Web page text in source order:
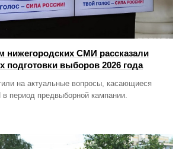
нижегородских СМИ рассказали
подготовки выборов 2026 года
на актуальные вопросы, касающиеся
период предвыборной кампании.